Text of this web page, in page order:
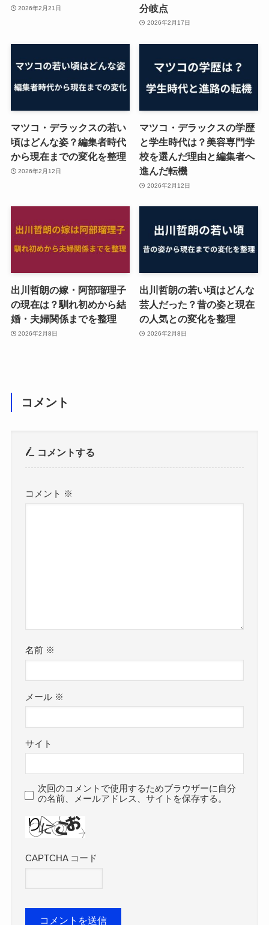
2026年2月21日
分岐点
2026年2月17日
マツコ・デラックスの若い
頃はどんな姿？編集者時代
から現在までの変化を整理
2026年2月12日
マツコ・デラックスの学歴
と学生時代は？美容専門学
校を選んだ理由と編集者へ
進んだ転機
2026年2月12日
出川哲朗の嫁・阿部瑠理子
の現在は？馴れ初めから結
婚・夫婦関係までを整理
2026年2月8日
出川哲朗の若い頃はどんな
芸人だった？昔の姿と現在
の人気との変化を整理
2026年2月8日
コメント
コメントする
コメント ※
名前 ※
メール ※
サイト
次回のコメントで使用するためブラウザーに自分
の名前、メールアドレス、サイトを保存する。
CAPTCHA コード